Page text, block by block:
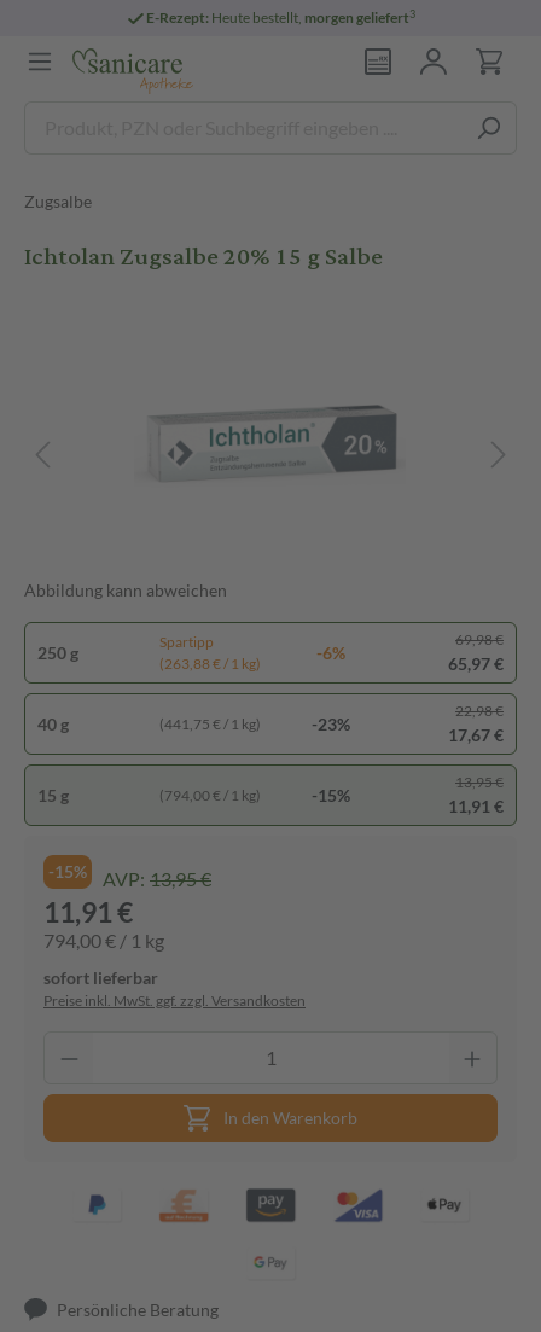
E-Rezept: Heute bestellt, morgen geliefert3
Zugsalbe
Ichtolan Zugsalbe 20% 15 g Salbe
Abbildung kann abweichen
250 g
Spartipp
(263,88 € / 1 kg)
-6%
69,98 €
65,97 €
40 g (441,75 € / 1 kg) -23%
22,98 €
17,67 €
15 g (794,00 € / 1 kg) -15%
13,95 €
11,91 €
-15% AVP: 13,95 €
11,91 €
794,00 € / 1 kg
sofort lieferbar
Preise inkl. MwSt. ggf. zzgl. Versandkosten
In den Warenkorb
Persönliche Beratung